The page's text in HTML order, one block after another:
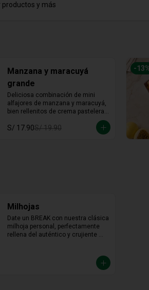
productos y más
Manzana y maracuyá
grande
Deliciosa combinación de mini
alfajores de manzana y maracuyá,
bien rellenitos de crema pastelera
tradicional, relleno de manzana y
crema de maracuyá... Irresistible!!
S/ 17.90S/ 19.90
-13
Milhojas
Date un BREAK con nuestra clásica
milhoja personal, perfectamente
rellena del auténtico y crujiente
ideal para desconectar y disfrutar
de un placer crujiente que no vas a